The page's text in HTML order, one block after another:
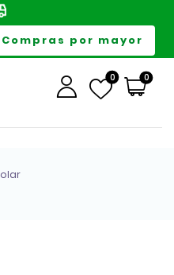
Compras por mayor
0 0